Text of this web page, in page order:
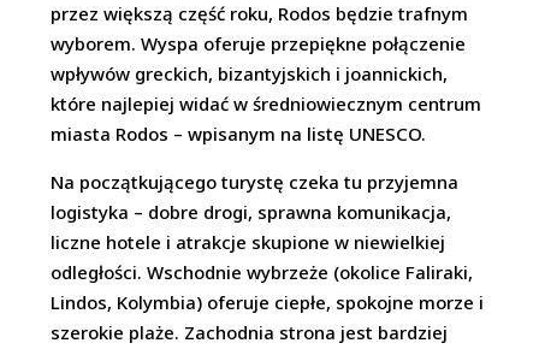
przez większą część roku, Rodos będzie trafnym
wyborem. Wyspa oferuje przepiękne połączenie
wpływów greckich, bizantyjskich i joannickich,
które najlepiej widać w średniowiecznym centrum
miasta Rodos – wpisanym na listę UNESCO.
Na początkującego turystę czeka tu przyjemna
logistyka – dobre drogi, sprawna komunikacja,
liczne hotele i atrakcje skupione w niewielkiej
odległości. Wschodnie wybrzeże (okolice Faliraki,
Lindos, Kolymbia) oferuje ciepłe, spokojne morze i
szerokie plaże. Zachodnia strona jest bardziej